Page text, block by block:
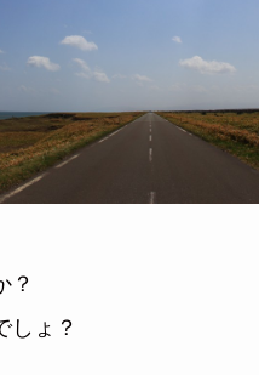
？
しょ？